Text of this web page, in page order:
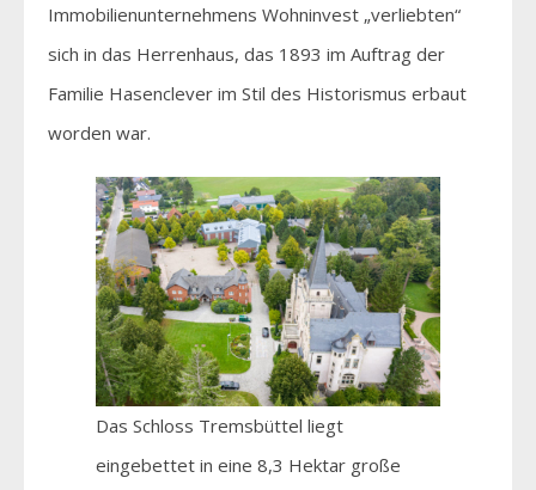
Immobilienunternehmens Wohninvest „verliebten“
sich in das Herrenhaus, das 1893 im Auftrag der
Familie Hasenclever im Stil des Historismus erbaut
worden war.
Das Schloss Tremsbüttel liegt
eingebettet in eine 8,3 Hektar große